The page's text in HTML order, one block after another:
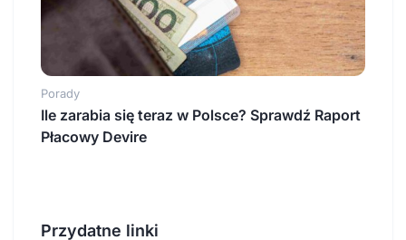
Porady
Ile zarabia się teraz w Polsce? Sprawdź Raport
Płacowy Devire
Przydatne linki